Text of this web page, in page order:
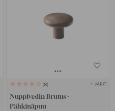
8 + VÄRIT
Nuppivedin Brutus -
Pähkinäpuu